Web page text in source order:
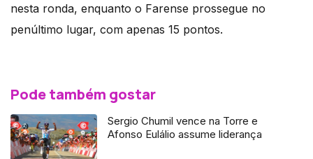
nesta ronda, enquanto o Farense prossegue no
penúltimo lugar, com apenas 15 pontos.
Pode também gostar
Sergio Chumil vence na Torre e
Afonso Eulálio assume liderança